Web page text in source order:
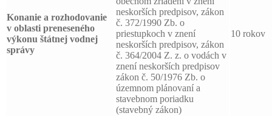
Konanie a rozhodovanie
v oblasti preneseného
výkonu štátnej vodnej
správy
neskorších predpisov, zákon
č. 372/1990 Zb. o
priestupkoch v znení
neskorších predpisov, zákon
č. 364/2004 Z. z. o vodách v
znení neskorších predpisov
zákon č. 50/1976 Zb. o
územnom plánovaní a
stavebnom poriadku
(stavebný zákon)
10 rokov